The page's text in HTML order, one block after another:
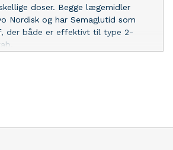
doser. Begge lægemidler
Nordisk og har Semaglutid som
der både er effektivt til type 2-